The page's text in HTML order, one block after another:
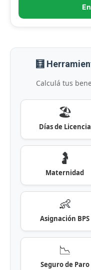
🧮
Calculá tus
🏖️
Días de Licencia
🤰
Maternidad
👶
Asignación BPS
📉
Seguro de Paro